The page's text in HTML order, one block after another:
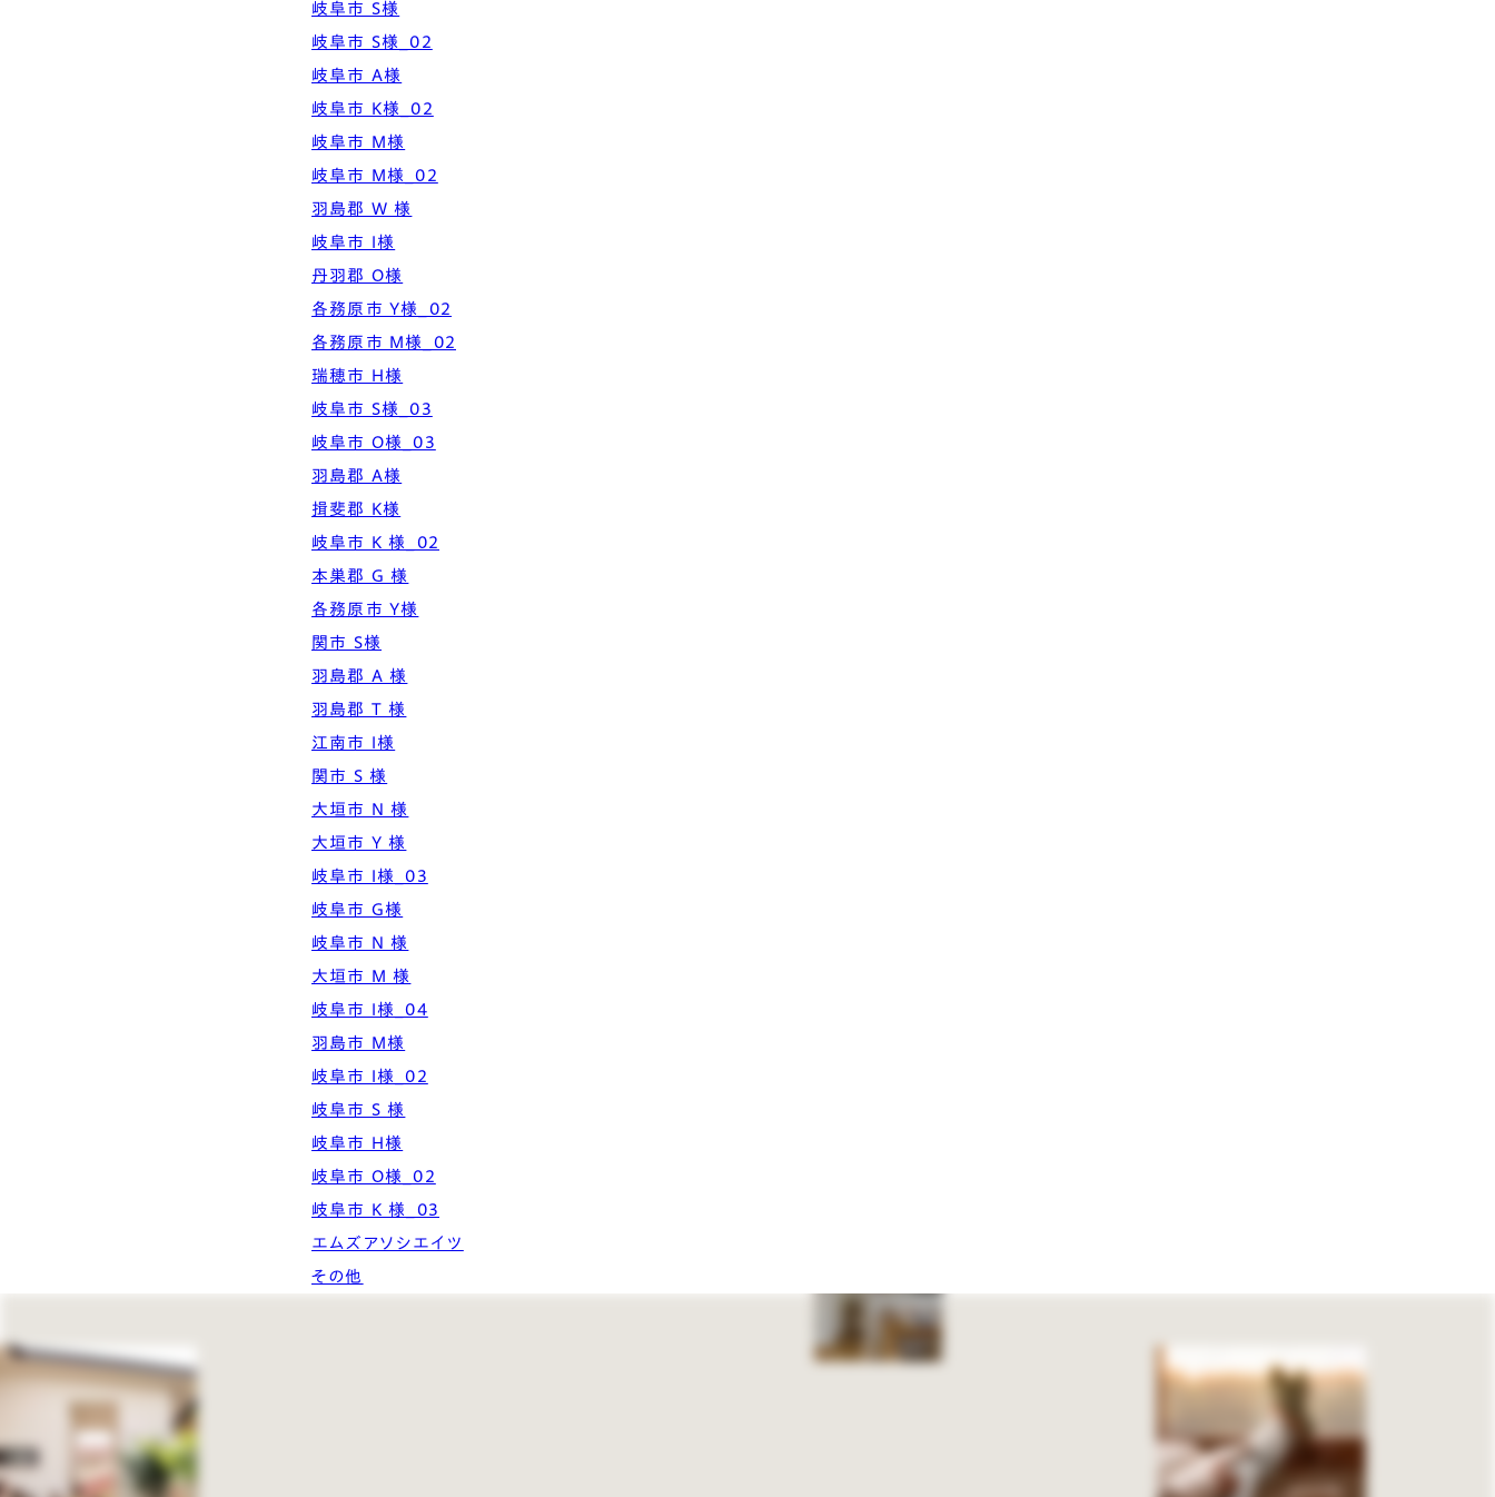
岐阜市 S様
岐阜市 S様_02
岐阜市 A様
岐阜市 K様_02
岐阜市 M様
岐阜市 M様_02
羽島郡 W 様
岐阜市 I様
丹羽郡 O様
各務原市 Y様_02
各務原市 M様_02
瑞穂市 H様
岐阜市 S様_03
岐阜市 O様_03
羽島郡 A様
揖斐郡 K様
岐阜市 K 様_02
本巣郡 G 様
各務原市 Y様
関市 S様
羽島郡 A 様
羽島郡 T 様
江南市 I様
関市 S 様
大垣市 N 様
大垣市 Y 様
岐阜市 I様_03
岐阜市 G様
岐阜市 N 様
大垣市 M 様
岐阜市 I様_04
羽島市 M様
岐阜市 I様_02
岐阜市 S 様
岐阜市 H様
岐阜市 O様_02
岐阜市 K 様_03
エムズアソシエイツ
その他